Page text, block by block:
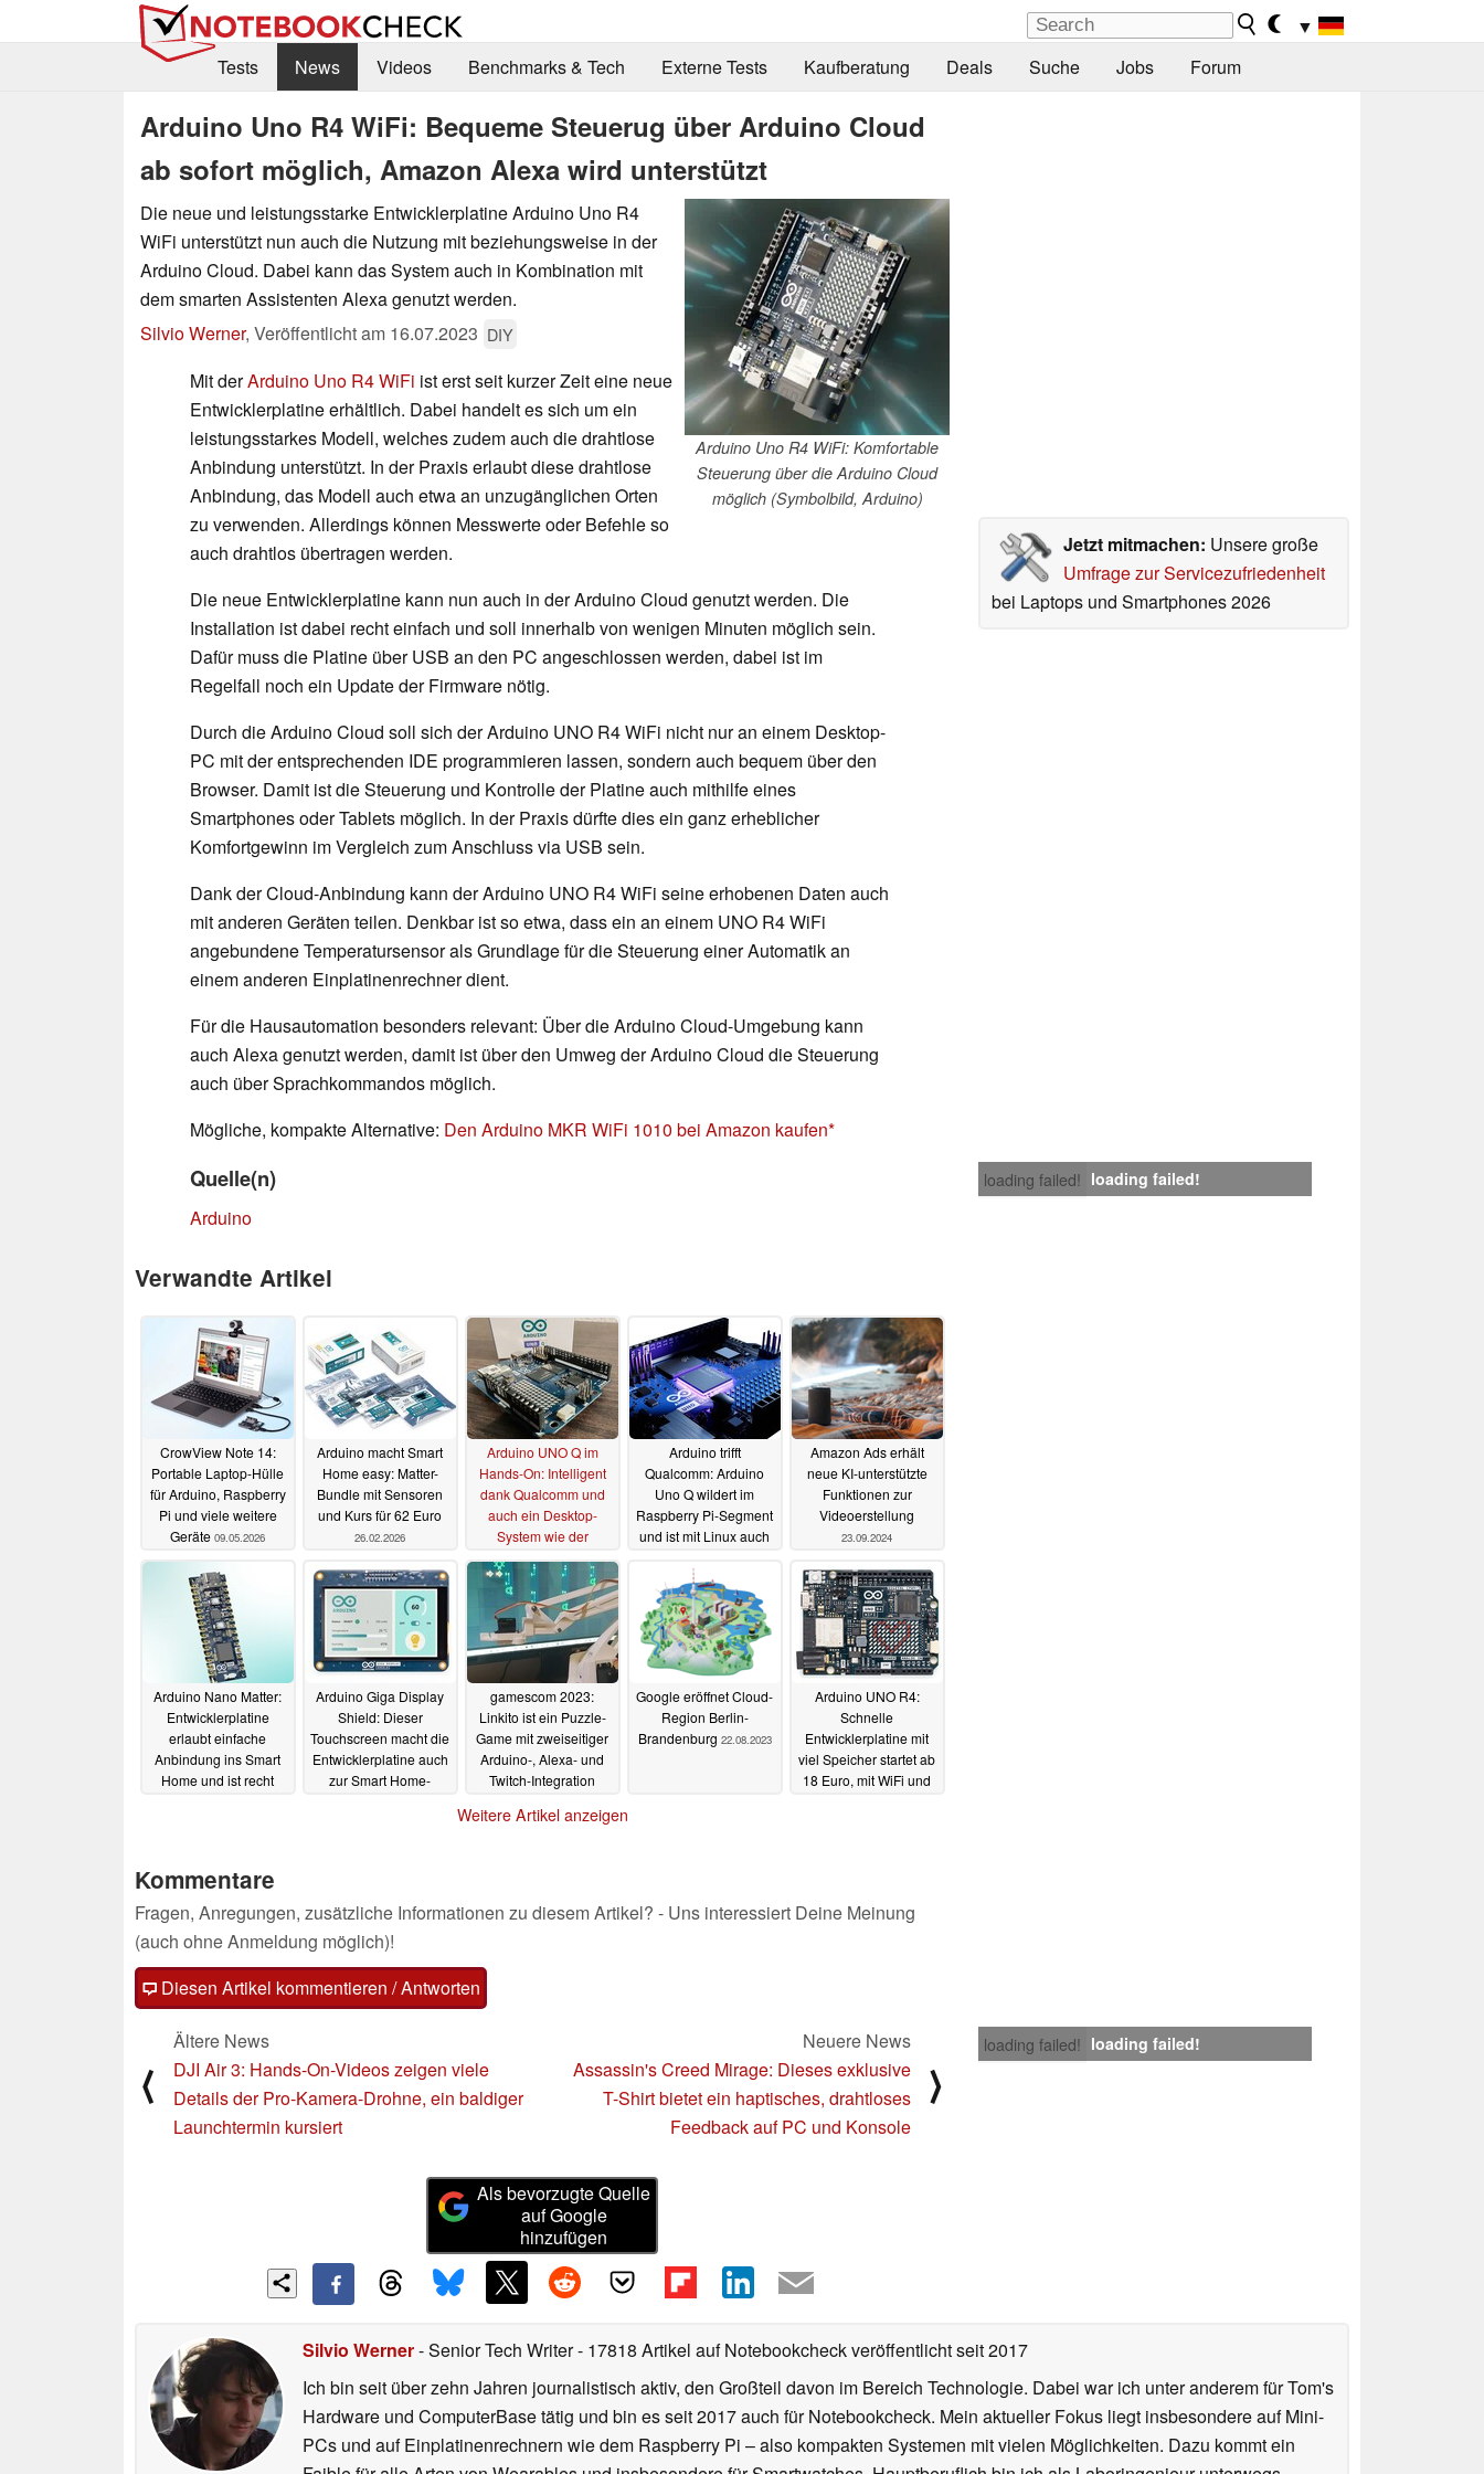
▼
Tests
News Videos Benchmarks & Tech Externe Tests Kaufberatung Deals Suche Jobs Forum
Arduino Uno R4 WiFi: Bequeme Steuerug über Arduino Cloud
ab sofort möglich, Amazon Alexa wird unterstützt
Arduino Uno R4 WiFi: Komfortable
Steuerung über die Arduino Cloud
möglich (Symbolbild, Arduino)
Die neue und leistungsstarke Entwicklerplatine Arduino Uno R4
WiFi unterstützt nun auch die Nutzung mit beziehungsweise in der
Arduino Cloud. Dabei kann das System auch in Kombination mit
dem smarten Assistenten Alexa genutzt werden.
Silvio Werner, Veröffentlicht am 16.07.2023 DIY
Jetzt mitmachen: Unsere große
Umfrage zur Servicezufriedenheit
bei Laptops und Smartphones 2026
Mit derArduino Uno R4 WiFi ist erst seit kurzer Zeit eine neue
Entwicklerplatine erhältlich. Dabei handelt es sich um ein
leistungsstarkes Modell, welches zudem auch die drahtlose
Anbindung unterstützt. In der Praxis erlaubt diese drahtlose
Anbindung, das Modell auch etwa an unzugänglichen Orten
zu verwenden. Allerdings können Messwerte oder Befehle so
auch drahtlos übertragen werden.
Die neue Entwicklerplatine kann nun auch in der Arduino Cloud genutzt werden. Die
Installation ist dabei recht einfach und soll innerhalb von wenigen Minuten möglich sein.
Dafür muss die Platine über USB an den PC angeschlossen werden, dabei ist im
Regelfall noch ein Update der Firmware nötig.
Durch die Arduino Cloud soll sich der Arduino UNO R4 WiFi nicht nur an einem Desktop-
PC mit der entsprechenden IDE programmieren lassen, sondern auch bequem über den
Browser. Damit ist die Steuerung und Kontrolle der Platine auch mithilfe eines
Smartphones oder Tablets möglich. In der Praxis dürfte dies ein ganz erheblicher
Komfortgewinn im Vergleich zum Anschluss via USB sein.
Dank der Cloud-Anbindung kann der Arduino UNO R4 WiFi seine erhobenen Daten auch
mit anderen Geräten teilen. Denkbar ist so etwa, dass ein an einem UNO R4 WiFi
angebundene Temperatursensor als Grundlage für die Steuerung einer Automatik an
einem anderen Einplatinenrechner dient.
Für die Hausautomation besonders relevant: Über die Arduino Cloud-Umgebung kann
auch Alexa genutzt werden, damit ist über den Umweg der Arduino Cloud die Steuerung
auch über Sprachkommandos möglich.
Mögliche, kompakte Alternative: Den Arduino MKR WiFi 1010 bei Amazon kaufen
loading failed! loading failed!
Quelle(n)
Arduino
Verwandte Artikel
CrowView Note 14:
Portable Laptop-Hülle
für Arduino, Raspberry
Pi und viele weitere
Geräte 09.05.2026
Arduino macht Smart
Home easy: Matter-
Bundle mit Sensoren
und Kurs für 62 Euro
26.02.2026
Arduino UNO Q im
Hands-On: Intelligent
dank Qualcomm und
auch ein Desktop-
System wie der
22.11.2025
Arduino trifft
Qualcomm: Arduino
Uno Q wildert im
Raspberry Pi-Segment
und ist mit Linux auch
07.10.2025
Amazon Ads erhält
neue KI-unterstützte
Funktionen zur
Videoerstellung
23.09.2024
Arduino Nano Matter:
Entwicklerplatine
erlaubt einfache
Anbindung ins Smart
Home und ist recht
Arduino Giga Display
Shield: Dieser
Touchscreen macht die
Entwicklerplatine auch
zur Smart Home-
gamescom 2023:
Linkito ist ein Puzzle-
Game mit zweiseitiger
Arduino-, Alexa- und
Twitch-Integration
Google eröffnet Cloud-
Region Berlin-
Brandenburg 22.08.2023
Arduino UNO R4:
Schnelle
Entwicklerplatine mit
viel Speicher startet ab
18 Euro, mit WiFi und
Weitere Artikel anzeigen
Kommentare
Fragen, Anregungen, zusätzliche Informationen zu diesem Artikel? - Uns interessiert Deine Meinung
(auch ohne Anmeldung möglich)!
Diesen Artikel kommentieren / Antworten
loading failed! loading failed!
⟨
Ältere News
DJI Air 3: Hands-On-Videos zeigen viele
Details der Pro-Kamera-Drohne, ein baldiger
Launchtermin kursiert
Neuere News
Assassin's Creed Mirage: Dieses exklusive
T-Shirt bietet ein haptisches, drahtloses
Feedback auf PC und Konsole
⟩
Als bevorzugte Quelle
auf Google
hinzufügen
Silvio Werner- Senior Tech Writer- 17818 Artikel auf Notebookcheck veröffentlichtseit 2017
Ich bin seit über zehn Jahren journalistisch aktiv, den Großteil davon im Bereich Technologie. Dabei war ich unter anderem für Tom's
Hardware und ComputerBase tätig und bin es seit 2017 auch für Notebookcheck. Mein aktueller Fokus liegt insbesondere auf Mini-
PCs und auf Einplatinenrechnern wie dem Raspberry Pi – also kompakten Systemen mit vielen Möglichkeiten. Dazu kommt ein